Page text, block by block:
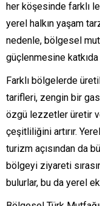
her köşesinde farklı
yerel halkın yaşam
nedenle, bölgesel
güçlenmesine katkıda
Farklı bölgelerde
tarifleri, zengin bir
özgü lezzetler üretir
çeşitliliğini artırır.
turizm açısından da
bölgeyi ziyareti
bulurlar, bu da yerel